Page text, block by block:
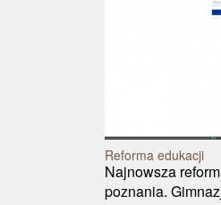
Reforma edukacji
Najnowsza
poznania.